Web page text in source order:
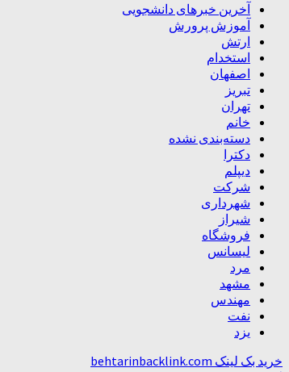
آخرین خبرهای دانشجویی
آموزش پرورش
ارتش
استخدام
اصفهان
تبریز
تهران
خانم
دسته‌بندی نشده
دکترا
دیپلم
شرکت
شهرداری
شیراز
فروشگاه
لیسانس
مرد
مشهد
مهندس
نفت
یزد
خرید بک لینک behtarinbacklink.com